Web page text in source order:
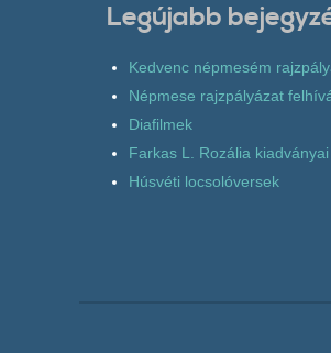
Legújabb
Kedvenc népmesém
Népmese rajzpályázat
Diafilmek
Farkas L. Rozália kiadványai
Húsvéti locsolóversek